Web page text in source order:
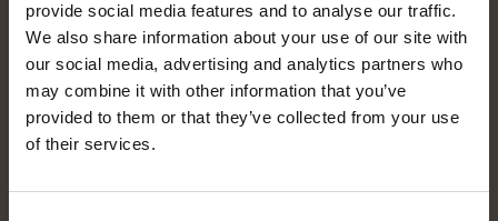
provide social media features and to analyse our traffic.
We also share information about your use of our site with
our social media, advertising and analytics partners who
may combine it with other information that you’ve
provided to them or that they’ve collected from your use
of their services.
070-285 00 58
stina@almfritid.se